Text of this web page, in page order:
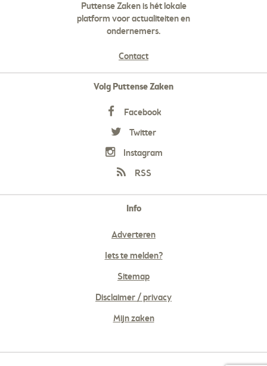
Puttense Zaken is hét lokale
platform voor actualiteiten en
ondernemers.
Contact
Volg Puttense Zaken
Facebook
Twitter
Instagram
RSS
Info
Adverteren
Iets te melden?
Sitemap
Disclaimer / privacy
Mijn zaken